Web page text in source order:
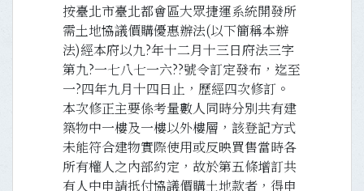
按臺北市臺北都會區大眾捷運系統開發所
需土地協議價購優惠辦法(以下簡稱本辦
法)經本府以九?年十二月十三日府法三字
第九?一七八七一六??號令訂定發布，迄至
一?四年九月十四日止，歷經四次修訂。
本次修正主要係考量數人同時分別共有建
築物中一樓及一樓以外樓層，該登記方式
未能符合建物實際使用或反映買售當時各
所有權人之內部約定，故於第五條增訂共
有人中申請抵付協議價購土地款者，得申